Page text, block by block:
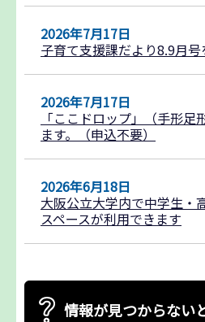
2026年7月17日
子育て支援課だより8.9月
2026年7月17日
「ここドロップ」（手形足
ます。（申込不要）
2026年6月18日
大阪公立大学内で中学生・
スペースが利用できます
情報が見つからない